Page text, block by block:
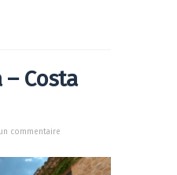
Costa
commentaire